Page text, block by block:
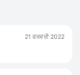
21 ਫਰਵਰੀ 2022